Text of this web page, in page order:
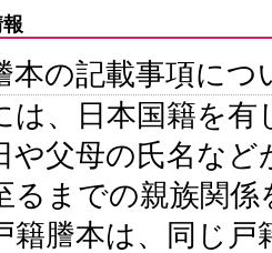
本の記載事項に
は、日本国籍を
や父母の氏名な
るまでの親族関
籍謄本は、同じ